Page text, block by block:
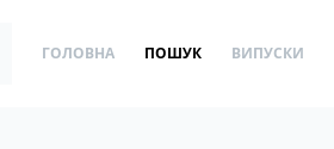
ГОЛОВНА ПОШУК ВИПУСКИ